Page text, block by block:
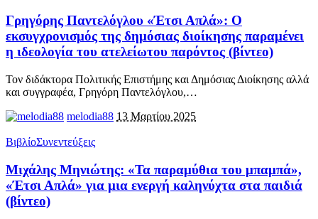
Γρηγόρης Παντελόγλου «Έτσι Απλά»: Ο
εκσυγχρονισμός της δημόσιας διοίκησης παραμένει
η ιδεολογία του ατελείωτου παρόντος (βίντεο)
Τον διδάκτορα Πολιτικής Επιστήμης και Δημόσιας Διοίκησης αλλά
και συγγραφέα, Γρηγόρη Παντελόγλου,…
melodia88 13 Μαρτίου 2025
ΒιβλίοΣυνεντεύξεις
Μιχάλης Μηνιώτης: «Τα παραμύθια του μπαμπά»,
«Έτσι Απλά» για μια ενεργή καληνύχτα στα παιδιά
(βίντεο)